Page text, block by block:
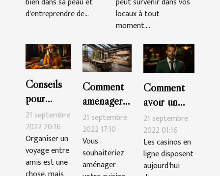
d'entreprendre de...
locaux à tout
moment....
Conseils
pour
organiser
seul un
voyage
21 septembre
2022 20:16
Organiser un
voyage entre
amis est une
Comment
aménager
sa cuisine ?
21 septembre
2022 17:10
Vous
souhaiteriez
aménager
Comment
avoir un
bonus sur
Cresus
Casino ?
21 septembre
2022 01:16
Les casinos en
ligne disposent
aujourd'hui